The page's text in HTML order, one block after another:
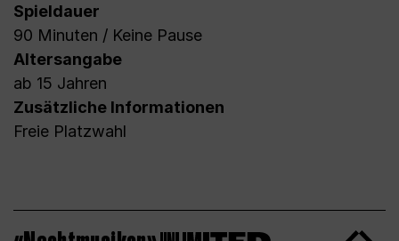
Spieldauer
90 Minuten / Keine Pause
Altersangabe
ab 15 Jahren
Zusätzliche Informationen
Freie Platzwahl